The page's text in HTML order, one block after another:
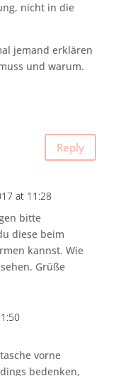
nicht in die
jemand erklären
und warum.
Reply
at 11:28
bitte
diese beim
kannst. Wie
Grüße
vorne
bedenken,